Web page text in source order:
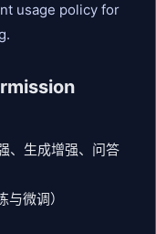
usage policy for
、生成增强、问答
微调）